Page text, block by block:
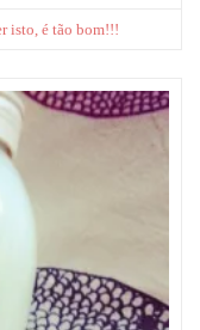
isto, é tão bom!!!